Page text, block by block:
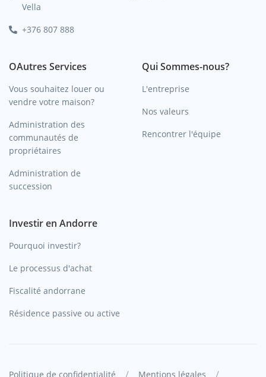
Vella
+376 807 888
OAutres Services
Vous souhaitez louer ou
vendre votre maison?
Administration des
communautés de
propriétaires
Administration de
succession
Qui Sommes-nous?
L'entreprise
Nos valeurs
Rencontrer l'équipe
Investir en Andorre
Pourquoi investir?
Le processus d'achat
Fiscalité andorrane
Résidence passive ou active
Politique de confidentialité / Mentions légales /